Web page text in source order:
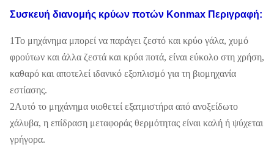
Συσκευή διανομής κρύων ποτών Konmax Περιγραφή:
1Το μηχάνημα μπορεί να παράγει ζεστό και κρύο γάλα, χυμό
φρούτων και άλλα ζεστά και κρύα ποτά, είναι εύκολο στη χρήση,
καθαρό και αποτελεί ιδανικό εξοπλισμό για τη βιομηχανία
εστίασης.
2Αυτό το μηχάνημα υιοθετεί εξατμιστήρα από ανοξείδωτο
χάλυβα, η επίδραση μεταφοράς θερμότητας είναι καλή ή ψύχεται
γρήγορα.